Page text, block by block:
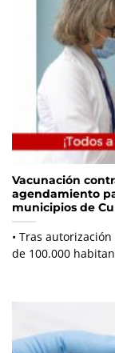
Vacunación
agendamiento
municipios de
• Tras
de 100.000